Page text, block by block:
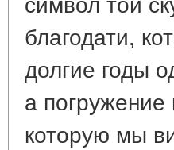
благодати,
долгие годы
а
которую мы